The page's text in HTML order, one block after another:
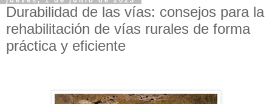
Durabilidad de las vías: consejos para la
rehabilitación de vías rurales de forma
práctica y eficiente